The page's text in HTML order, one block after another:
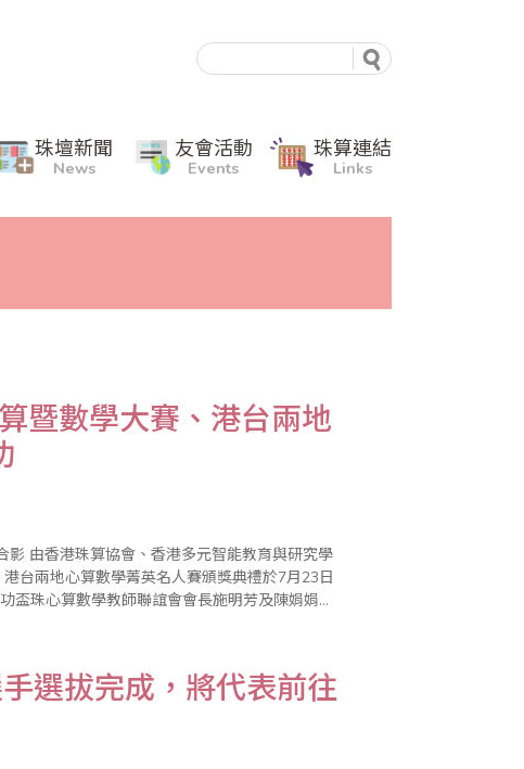
珠壇新聞
News
友會活動
Events
珠算連結
Links
暨數學大賽、港台兩地
究學
台兩地心算數學菁英名人賽頒獎典禮於7月23日
盃珠心算數學教師聯誼會會長施明芳及陳娟娟老
選拔完成，將代表前往